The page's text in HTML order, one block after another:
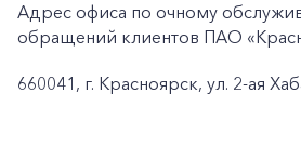
Адрес офиса по очному
обращений клиентов ПАО
660041, г. Красноярск, ул. 2-ая